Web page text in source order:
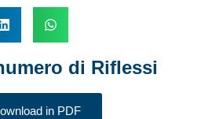
di Riflessi
in PDF